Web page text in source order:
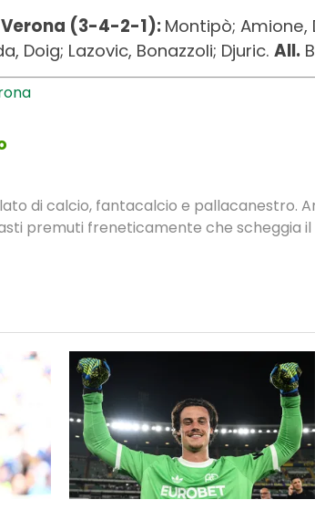
(3-4-2-1): Montipò; Amione,
Doig; Lazovic, Bonazzoli; Djuric. All.
di calcio, fantacalcio e pallacanestro.
premuti freneticamente che scheggia il